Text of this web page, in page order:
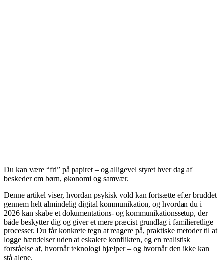
Du kan være “fri” på papiret – og alligevel styret hver dag af
beskeder om børn, økonomi og samvær.
Denne artikel viser, hvordan psykisk vold kan fortsætte efter bruddet
gennem helt almindelig digital kommunikation, og hvordan du i
2026 kan skabe et dokumentations- og kommunikationssetup, der
både beskytter dig og giver et mere præcist grundlag i familieretlige
processer. Du får konkrete tegn at reagere på, praktiske metoder til at
logge hændelser uden at eskalere konflikten, og en realistisk
forståelse af, hvornår teknologi hjælper – og hvornår den ikke kan
stå alene.